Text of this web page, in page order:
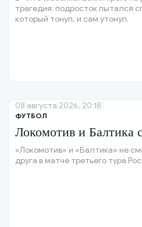
трагедия: подросток пытался
который тонул, и сам утонул.
ФУТБОЛ
Локомотив и Балтика
«Локомотив» и «Балтика» не
друга в матче третьего тура
08 августа 2026, 20:18